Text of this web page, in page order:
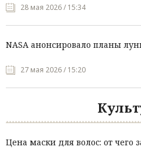
28 мая 2026 / 15:34
NASA анонсировало планы
27 мая 2026 / 15:20
Цена маски для волос: от чего